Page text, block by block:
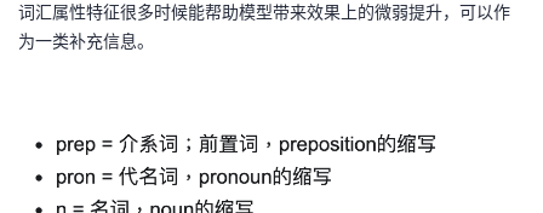
词汇属性特征很多时候能帮助模型带来效果上的微弱提升，可以作
为一类补充信息。